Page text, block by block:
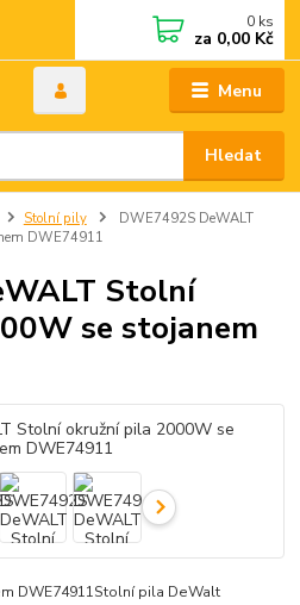
Menu
Hledat
0 ks
za 0,00 Kč
Stolní pily
DWE7492S DeWALT
DWE74911
Stolní
se stojanem
DWE74911Stolní pila DeWalt